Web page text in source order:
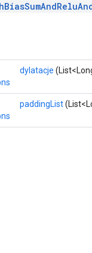
dylatacje
paddingList